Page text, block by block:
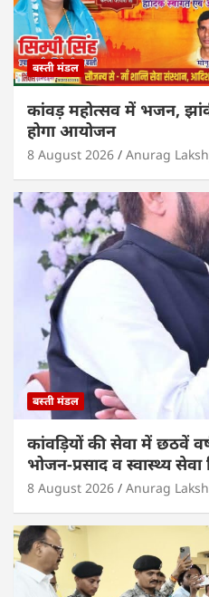
बस्ती मंडल
कांवड़ महोत्सव में भजन,
होगा आयोजन
8 August 2026 Anurag
बस्ती मंडल
कांवड़ियों की सेवा में छठवें
भोजन-प्रसाद व स्वास्थ्य सेवा
8 August 2026 Anurag